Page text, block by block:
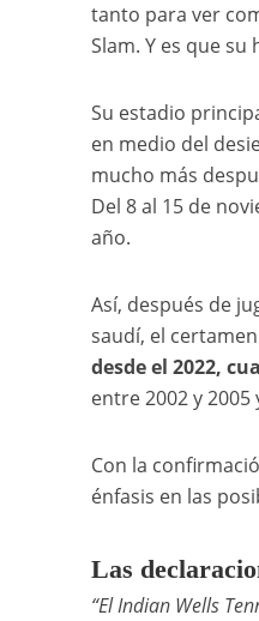
tanto para ver
Slam. Y es que
Su estadio
en medio del
mucho más
Del 8 al 15 de
año.
Así, después de
saudí, el
desde el 2022,
entre 2002 y
Con la
énfasis en las
Las
“El Indian Wells